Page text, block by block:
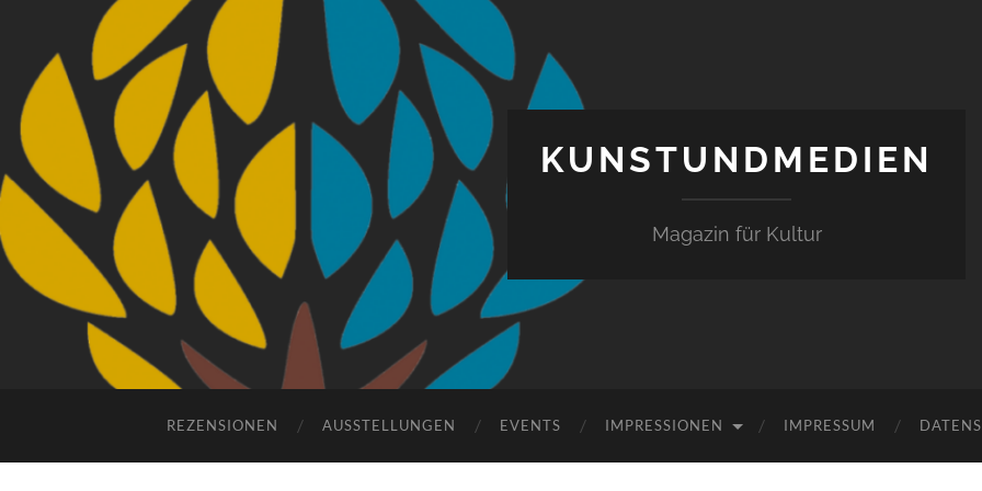
KUNSTUNDMEDIEN
Magazin für Kultur
REZENSIONEN AUSSTELLUNGEN EVENTS IMPRESSIONEN IMPRESSUM